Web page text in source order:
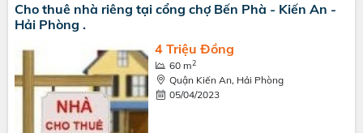
Cho thuê nhà riêng tại cổng chợ Bến Phà - Kiến An -
Hải Phòng .
4 Triệu Đồng
60 m2
Quận Kiến An, Hải Phòng
05/04/2023